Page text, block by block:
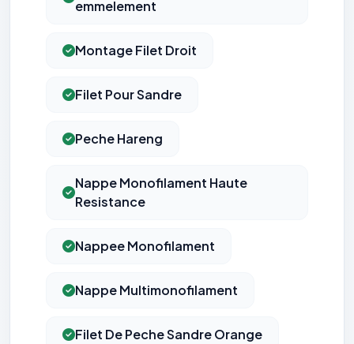
emmelement
Montage Filet Droit
Filet Pour Sandre
Peche Hareng
Nappe Monofilament Haute
Resistance
Nappee Monofilament
Nappe Multimonofilament
Filet De Peche Sandre Orange